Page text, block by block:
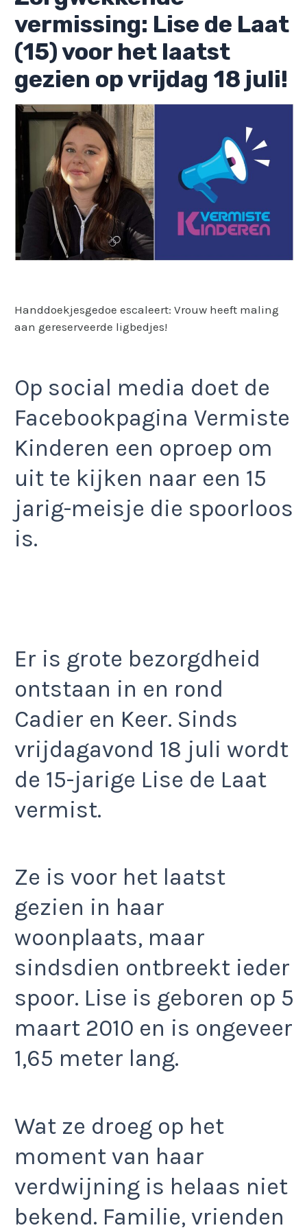
vermissing: Lise de Laat
(15) voor het laatst
gezien op vrijdag 18 juli!
Handdoekjesgedoe escaleert: Vrouw heeft maling
aan gereserveerde ligbedjes!
Op social media doet de
Facebookpagina Vermiste
Kinderen een oproep om
uit te kijken naar een 15
jarig-meisje die spoorloos
is.
Er is grote bezorgdheid
ontstaan in en rond
Cadier en Keer. Sinds
vrijdagavond 18 juli wordt
de 15-jarige Lise de Laat
vermist.
Ze is voor het laatst
gezien in haar
woonplaats, maar
sindsdien ontbreekt ieder
spoor. Lise is geboren op 5
maart 2010 en is ongeveer
1,65 meter lang.
Wat ze droeg op het
moment van haar
verdwijning is helaas niet
bekend. Familie, vrienden